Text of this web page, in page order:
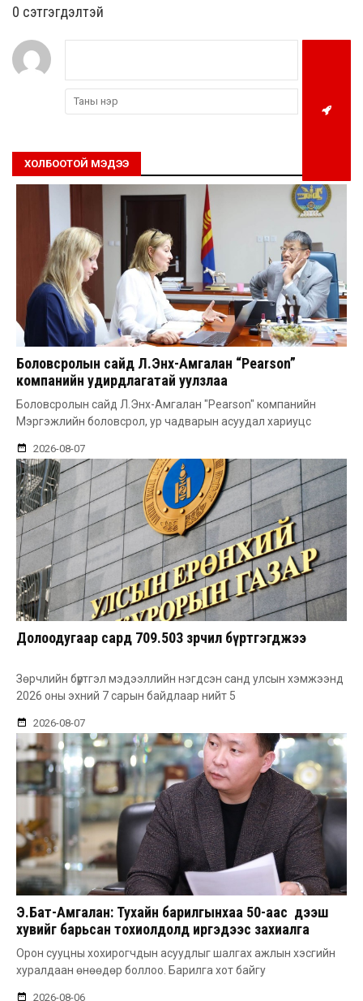
0 cэтгэгдэлтэй
ХОЛБООТОЙ МЭДЭЭ
Боловсролын сайд Л.Энх-Амгалан “Pearson”
компанийн удирдлагатай уулзлаа
Боловсролын сайд Л.Энх-Амгалан "Pearson" компанийн
Мэргэжлийн боловсрол, ур чадварын асуудал хариуцс
2026-08-07
Долоодугаар сард 709.503 зөрчил бүртгэгджээ
Зөрчлийн бүртгэл мэдээллийн нэгдсэн санд улсын хэмжээнд
2026 оны эхний 7 сарын байдлаар нийт 5
2026-08-07
Э.Бат-Амгалан: Тухайн барилгынхаа 50-аас дээш
хувийг барьсан тохиолдолд иргэдээс захиалга
авдаг болгоно
Орон сууцны хохирогчдын асуудлыг шалгах ажлын хэсгийн
хуралдаан өнөөдөр боллоо. Барилга хот байгу
2026-08-06